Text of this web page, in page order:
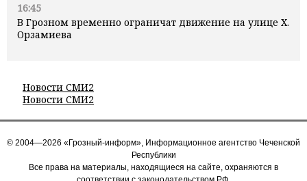
16:45
В Грозном временно ограничат движение на улице Х.
Орзамиева
Новости СМИ2
Новости СМИ2
© 2004—2026 «Грозный-информ», Информационное агентство Чеченской
Республики
Все права на материалы, находящиеся на сайте, охраняются в